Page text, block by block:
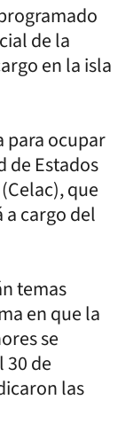
de la
en la isla
para ocupar
de Estados
que
a cargo del
temas
en que la
se
30 de
las